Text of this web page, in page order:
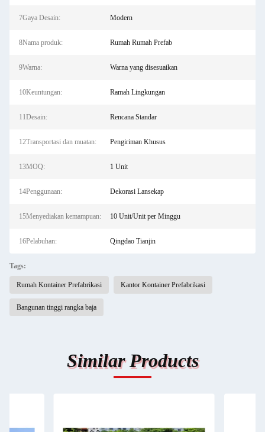
7Gaya Desain: Modern
8Nama produk: Rumah Rumah Prefab
9Warna: Warna yang disesuaikan
10Keuntungan: Ramah Lingkungan
11Desain: Rencana Standar
12Transportasi dan muatan: Pengiriman Khusus
13MOQ: 1 Unit
14Penggunaan: Dekorasi Lansekap
15Menyediakan kemampuan: 10 Unit/Unit per Minggu
16Pelabuhan: Qingdao Tianjin
Tags:
Rumah Kontainer Prefabrikasi Kantor Kontainer Prefabrikasi
Bangunan tinggi rangka baja
Similar Products